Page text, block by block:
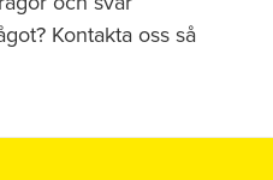
Kontakta oss så